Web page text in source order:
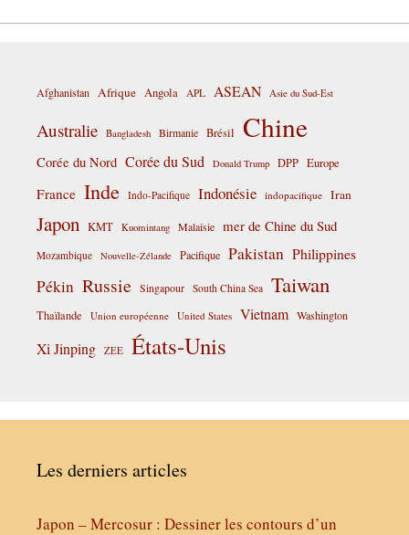
Afghanistan Afrique Angola APL ASEAN Asie du Sud-Est
Australie Bangladesh Birmanie Brésil Chine
Corée du Nord Corée du Sud Donald Trump DPP Europe
France Inde Indo-Pacifique Indonésie indopacifique Iran
Japon KMT Kuomintang Malaisie mer de Chine du Sud
Mozambique Nouvelle-Zélande Pacifique Pakistan Philippines
Pékin Russie Singapour South China Sea Taiwan
Thaïlande Union européenne United States Vietnam Washington
Xi Jinping ZEE États-Unis
Les derniers articles
Japon – Mercosur : Dessiner les contours d’un